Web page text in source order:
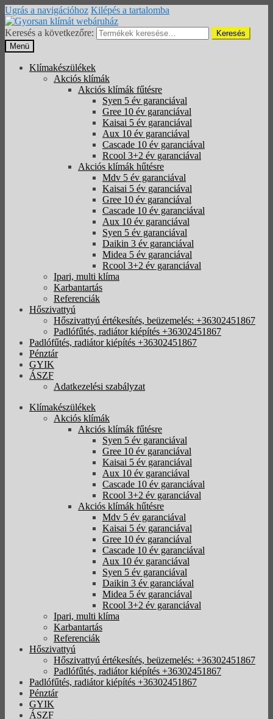
Ugrás a navigációhoz Kilépés a tartalomba
Keresés a következőre:
Keresés
Menü
Klímakészülékek
Akciós klímák
Akciós klímák fűtésre
Syen 5 év garanciával
Gree 10 év garanciával
Kaisai 5 év garanciával
Aux 10 év garanciával
Cascade 10 év garanciával
Rcool 3+2 év garanciával
Akciós klímák hűtésre
Mdv 5 év garanciával
Kaisai 5 év garanciával
Gree 10 év garanciával
Cascade 10 év garanciával
Aux 10 év garanciával
Syen 5 év garanciával
Daikin 3 év garanciával
Midea 5 év garanciával
Rcool 3+2 év garanciával
Ipari, multi klíma
Karbantartás
Referenciák
Hőszivattyú
Hőszivattyú értékesítés, beüzemelés: +36302451867
Padlófűtés, radiátor kiépítés +36302451867
Padlófűtés, radiátor kiépítés +36302451867
Pénztár
GYIK
ÁSZF
Adatkezelési szabályzat
Klímakészülékek
Akciós klímák
Akciós klímák fűtésre
Syen 5 év garanciával
Gree 10 év garanciával
Kaisai 5 év garanciával
Aux 10 év garanciával
Cascade 10 év garanciával
Rcool 3+2 év garanciával
Akciós klímák hűtésre
Mdv 5 év garanciával
Kaisai 5 év garanciával
Gree 10 év garanciával
Cascade 10 év garanciával
Aux 10 év garanciával
Syen 5 év garanciával
Daikin 3 év garanciával
Midea 5 év garanciával
Rcool 3+2 év garanciával
Ipari, multi klíma
Karbantartás
Referenciák
Hőszivattyú
Hőszivattyú értékesítés, beüzemelés: +36302451867
Padlófűtés, radiátor kiépítés +36302451867
Padlófűtés, radiátor kiépítés +36302451867
Pénztár
GYIK
ÁSZF